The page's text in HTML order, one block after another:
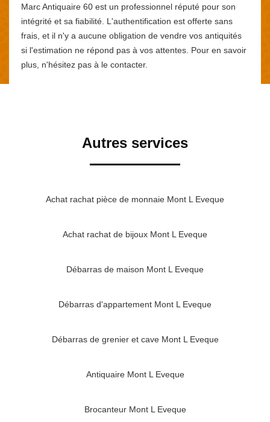
Marc Antiquaire 60 est un professionnel réputé pour son
intégrité et sa fiabilité. L'authentification est offerte sans
frais, et il n'y a aucune obligation de vendre vos antiquités
si l'estimation ne répond pas à vos attentes. Pour en savoir
plus, n'hésitez pas à le contacter.
Autres services
Achat rachat pièce de monnaie Mont L Eveque
Achat rachat de bijoux Mont L Eveque
Débarras de maison Mont L Eveque
Débarras d'appartement Mont L Eveque
Débarras de grenier et cave Mont L Eveque
Antiquaire Mont L Eveque
Brocanteur Mont L Eveque